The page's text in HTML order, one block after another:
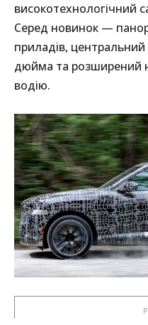
високотехнологічний
Серед новинок —
приладів,
дюйма та розширений
водію.